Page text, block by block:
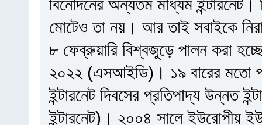
বিনোদনের অন্যতম মাধ্যম ইন্টারনেট।
মোটেও তা নয়। আর তাই সবাইকে
৮ ফেব্রুয়ারি বিশ্বজুড়ে পালন করা হচ্ছে
২০২২ (এসআইডি)। ১৯ বারের মতো
ইন্টারনেট দিবসের প্রতিপাদ্য উন্নত
ইন্টারনেট)। ২০০৪ সালে ইউরোপীয়